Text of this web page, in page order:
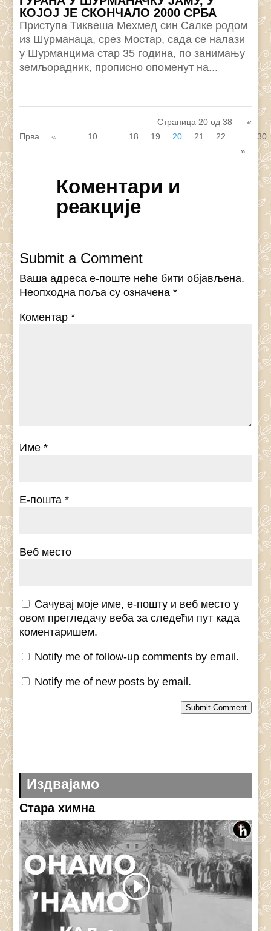
КОЈОЈ ЈЕ СКОНЧАЛО 2000 СРБА
Приступа Тиквеша Мехмед син Салке родом
из Шурманаца, срез Мостар, сада се налази
у Шурманцима стар 35 година, по занимању
земљорадник, прописно опоменут на...
Страница 20 од 38
«
Прва
« ... 10 ... 18 19 20 21 22 ...
30
»
Коментари и
реакције
Submit a Comment
Ваша адреса е-поште неће бити објављена.
Неопходна поља су означена*
Коментар*
Име*
Е-пошта*
Веб место
Сачувај моје име, е-пошту и веб место у
овом прегледачу веба за следећи пут када
коментаришем.
Notify me of follow-up comments by email.
Notify me of new posts by email.
Submit Comment
Издвајамо
Стара химна